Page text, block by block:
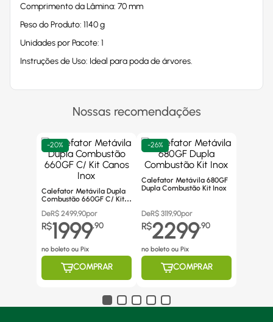
Comprimento da Lâmina: 70 mm
Peso do Produto: 1140 g
Unidades por Pacote: 1
Instruções de Uso: Ideal para poda de árvores.
Nossas recomendações
-20%
Calefator Metávila Dupla
Combustão 660GF C/ Kit
DeR$ 2499,90por
R$1999,90
no boleto ou Pix
COMPRAR
-26%
Calefator Metávila 680GF
Dupla Combustão Kit Inox
DeR$ 3119,90por
R$2299,90
no boleto ou Pix
COMPRAR